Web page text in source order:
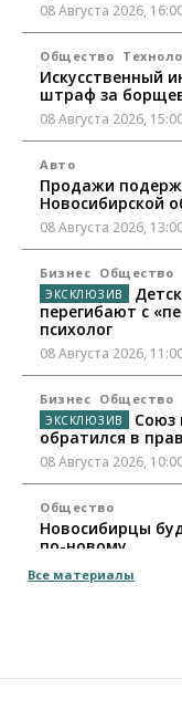
08 Августа 2026,
Общество
Искусственный
штраф за
08 Августа 2026,
Авто
Продажи
Новосибирской
08 Августа 2026,
Бизнес Общество
перегибают с
психолог
08 Августа 2026,
Бизнес Общество
Союз
обратился в
08 Августа 2026,
Общество
Новосибирцы
по-новому
08 Августа 2026, 09:00
Все материалы